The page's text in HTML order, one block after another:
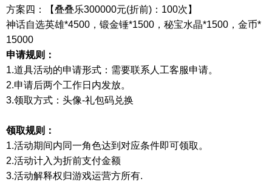
方案四：【叠叠乐300000元(折前)：100次】
神话自选英雄*4500，锻金锤*1500，秘宝水晶*1500，金币*
15000
申请规则：
1.道具活动的申请形式：需要联系人工客服申请。
2.申请后两个工作日内发放。
3.领取方式： 头像-礼包码兑换
领取规则：
1.活动期间内同一角色达到对应条件即可领取。
2.活动计入为折前支付金额
3.活动解释权归游戏运营方所有.